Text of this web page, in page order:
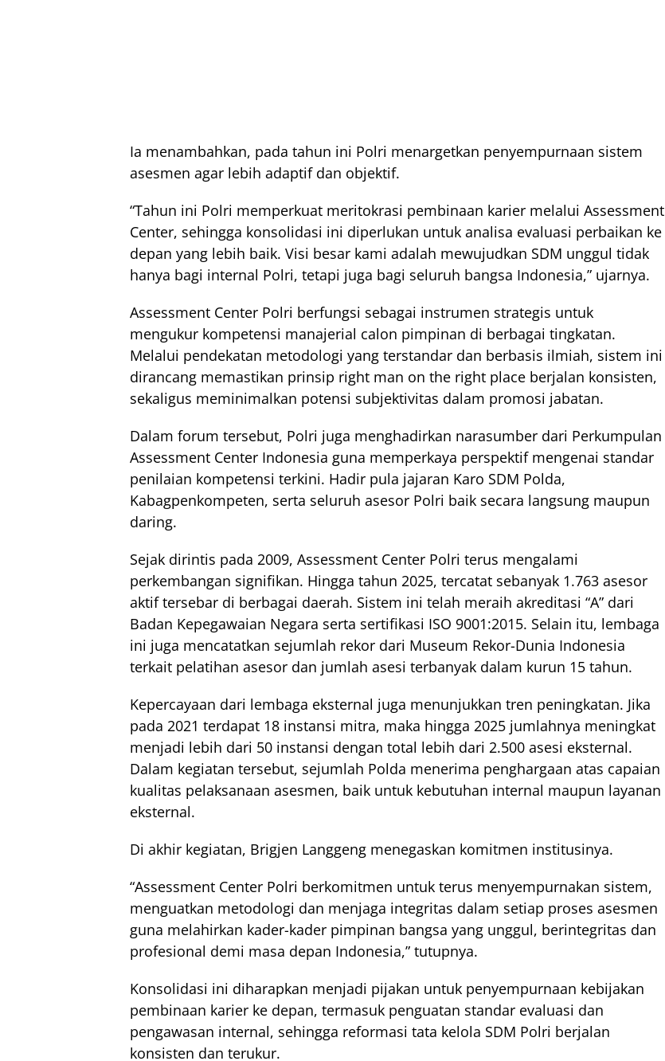
Ia menambahkan, pada tahun ini Polri menargetkan penyempurnaan sistem
asesmen agar lebih adaptif dan objektif.
“Tahun ini Polri memperkuat meritokrasi pembinaan karier melalui Assessment
Center, sehingga konsolidasi ini diperlukan untuk analisa evaluasi perbaikan ke
depan yang lebih baik. Visi besar kami adalah mewujudkan SDM unggul tidak
hanya bagi internal Polri, tetapi juga bagi seluruh bangsa Indonesia,” ujarnya.
Assessment Center Polri berfungsi sebagai instrumen strategis untuk
mengukur kompetensi manajerial calon pimpinan di berbagai tingkatan.
Melalui pendekatan metodologi yang terstandar dan berbasis ilmiah, sistem ini
dirancang memastikan prinsip right man on the right place berjalan konsisten,
sekaligus meminimalkan potensi subjektivitas dalam promosi jabatan.
Dalam forum tersebut, Polri juga menghadirkan narasumber dari Perkumpulan
Assessment Center Indonesia guna memperkaya perspektif mengenai standar
penilaian kompetensi terkini. Hadir pula jajaran Karo SDM Polda,
Kabagpenkompeten, serta seluruh asesor Polri baik secara langsung maupun
daring.
Sejak dirintis pada 2009, Assessment Center Polri terus mengalami
perkembangan signifikan. Hingga tahun 2025, tercatat sebanyak 1.763 asesor
aktif tersebar di berbagai daerah. Sistem ini telah meraih akreditasi “A” dari
Badan Kepegawaian Negara serta sertifikasi ISO 9001:2015. Selain itu, lembaga
ini juga mencatatkan sejumlah rekor dari Museum Rekor-Dunia Indonesia
terkait pelatihan asesor dan jumlah asesi terbanyak dalam kurun 15 tahun.
Kepercayaan dari lembaga eksternal juga menunjukkan tren peningkatan. Jika
pada 2021 terdapat 18 instansi mitra, maka hingga 2025 jumlahnya meningkat
menjadi lebih dari 50 instansi dengan total lebih dari 2.500 asesi eksternal.
Dalam kegiatan tersebut, sejumlah Polda menerima penghargaan atas capaian
kualitas pelaksanaan asesmen, baik untuk kebutuhan internal maupun layanan
eksternal.
Di akhir kegiatan, Brigjen Langgeng menegaskan komitmen institusinya.
“Assessment Center Polri berkomitmen untuk terus menyempurnakan sistem,
menguatkan metodologi dan menjaga integritas dalam setiap proses asesmen
guna melahirkan kader-kader pimpinan bangsa yang unggul, berintegritas dan
profesional demi masa depan Indonesia,” tutupnya.
Konsolidasi ini diharapkan menjadi pijakan untuk penyempurnaan kebijakan
pembinaan karier ke depan, termasuk penguatan standar evaluasi dan
pengawasan internal, sehingga reformasi tata kelola SDM Polri berjalan
konsisten dan terukur.